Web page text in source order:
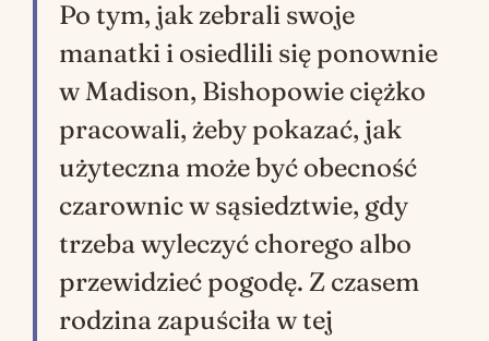
Po tym, jak zebrali swoje
manatki i osiedlili się ponownie
w Madison, Bishopowie ciężko
pracowali, żeby pokazać, jak
użyteczna może być obecność
czarownic w sąsiedztwie, gdy
trzeba wyleczyć chorego albo
przewidzieć pogodę. Z czasem
rodzina zapuściła w tej